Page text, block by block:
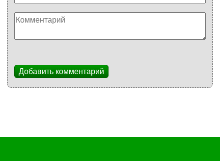
Добавить комментарий